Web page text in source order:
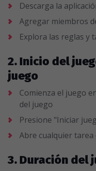
Descarga la
Agregar miembros
Explora las reglas y
2. Inicio del
juego
Comienza el juego
del juego
Presione "Iniciar
Abre cualquier
3. Duración del